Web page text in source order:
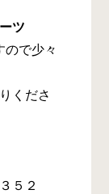
ツ
ので少々
くださ
５２